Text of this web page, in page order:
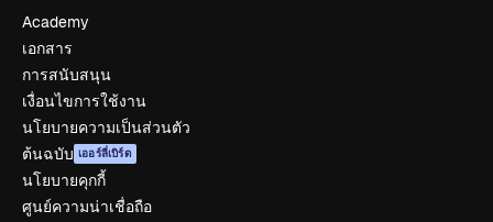
Academy
เอกสาร
การสนับสนุน
เงื่อนไขการใช้งาน
นโยบายความเป็นส่วนตัว
ต้นฉบับ เออร์ลี่เบิร์ด
นโยบายคุกกี้
ศูนย์ความน่าเชื่อถือ